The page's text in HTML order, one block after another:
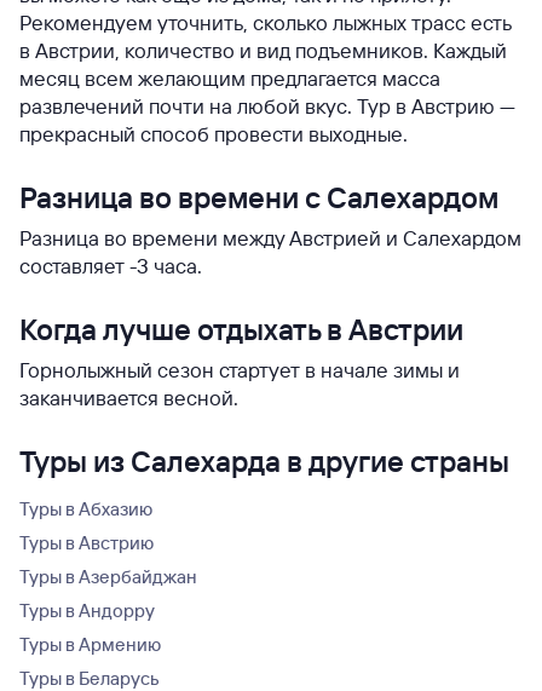
Рекомендуем уточнить, сколько лыжных трасс есть
в Австрии, количество и вид подъемников. Каждый
месяц всем желающим предлагается масса
развлечений почти на любой вкус. Тур в Австрию —
прекрасный способ провести выходные.
Разница во времени с Салехардом
Разница во времени между Австрией и Салехардом
составляет -3 часа.
Когда лучше отдыхать в Австрии
Горнолыжный сезон стартует в начале зимы и
заканчивается весной.
Туры из Салехарда в другие страны
Туры в Абхазию
Туры в Австрию
Туры в Азербайджан
Туры в Андорру
Туры в Армению
Туры в Беларусь